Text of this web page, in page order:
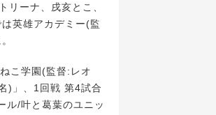
リーナ、戌亥とこ、
英雄アカデミー(監
こ学園(監督:レオ
)」、1回戦 第4試合
ル/叶と葛葉のユニッ